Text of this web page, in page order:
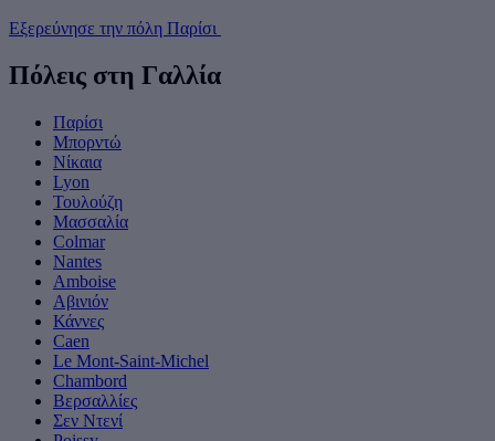
Εξερεύνησε την πόλη Παρίσι
Πόλεις στη Γαλλία
Παρίσι
Μπορντώ
Νίκαια
Lyon
Τουλούζη
Μασσαλία
Colmar
Nantes
Amboise
Αβινιόν
Κάννες
Caen
Le Mont-Saint-Michel
Chambord
Βερσαλλίες
Σεν Ντενί